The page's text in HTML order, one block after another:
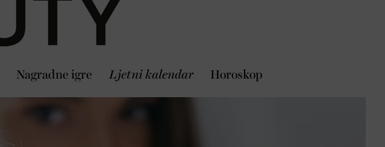
Nagradne igre Ljetni kalendar Horoskop